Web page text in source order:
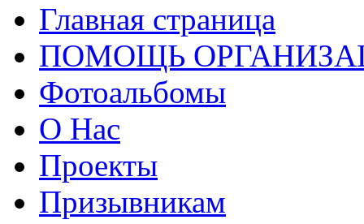
Главная страница
ПОМОЩЬ
Фотоальбомы
О Нас
Проекты
Призывникам